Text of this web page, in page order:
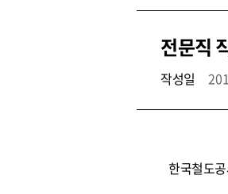
전문직
작성일
한국철도